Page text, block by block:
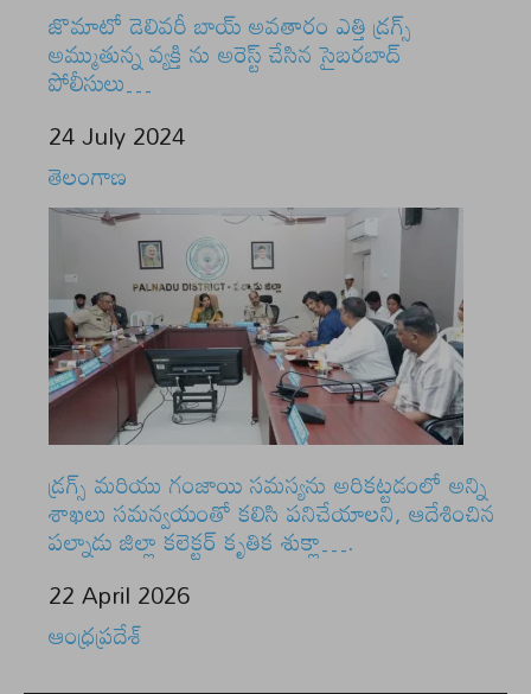
జొమాటో డెలివరీ బాయ్ అవతారం ఎత్తి డ్రగ్స్
అమ్ముతున్న వ్యక్తి ను అరెస్ట్ చేసిన సైబరబాద్
పోలీసులు…
Date
24 July 2024
In relation to
తెలంగాణ
డ్రగ్స్ మరియు గంజాయి సమస్యను అరికట్టడంలో అన్ని
శాఖలు సమన్వయంతో కలిసి పనిచేయాలని, ఆదేశించిన
పల్నాడు జిల్లా కలెక్టర్ కృతిక శుక్లా….
Date
22 April 2026
In relation to
ఆంధ్రప్రదేశ్